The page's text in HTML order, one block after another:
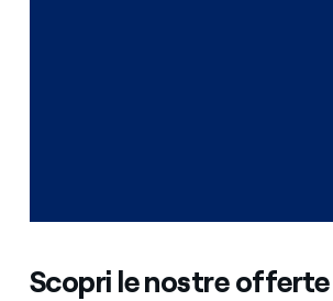
Scopri le nostre offerte